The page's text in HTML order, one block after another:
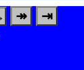
↠ ⇥